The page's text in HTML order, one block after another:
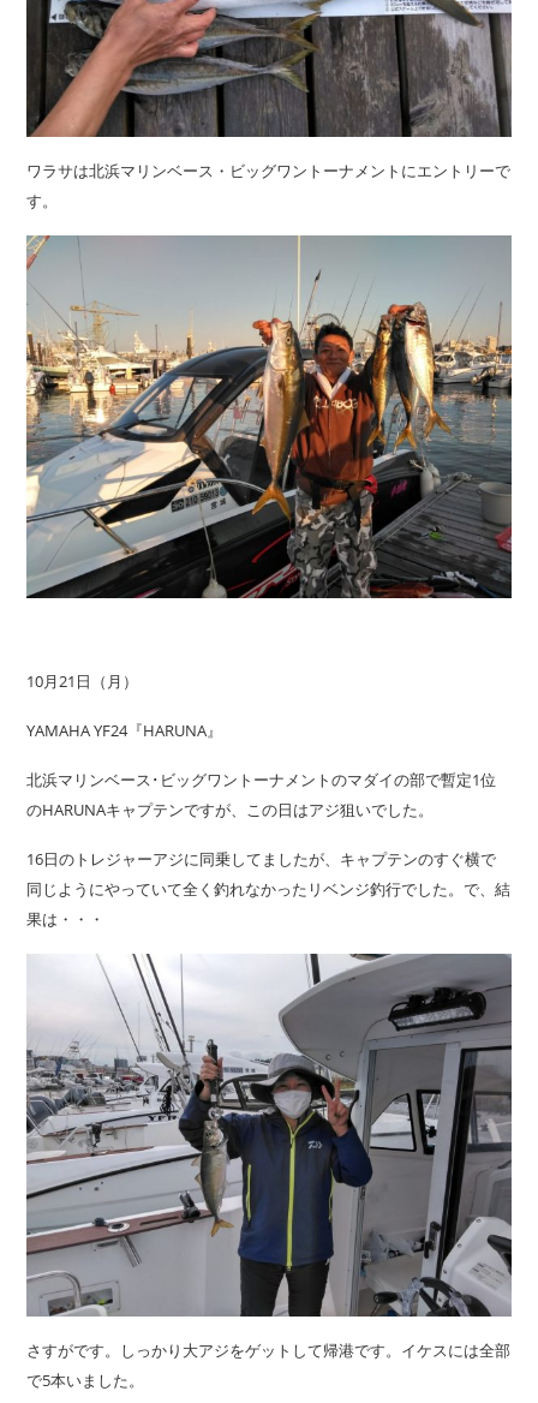
ワラサは北浜マリンベース・ビッグワントーナメントにエントリーで
す。
10月21日（月）
YAMAHA YF24『HARUNA』
北浜マリンベース･ビッグワントーナメントのマダイの部で暫定1位
のHARUNAキャプテンですが、この日はアジ狙いでした。
16日のトレジャーアジに同乗してましたが、キャプテンのすぐ横で
同じようにやっていて全く釣れなかったリベンジ釣行でした。で、結
果は・・・
さすがです。しっかり大アジをゲットして帰港です。イケスには全部
で5本いました。